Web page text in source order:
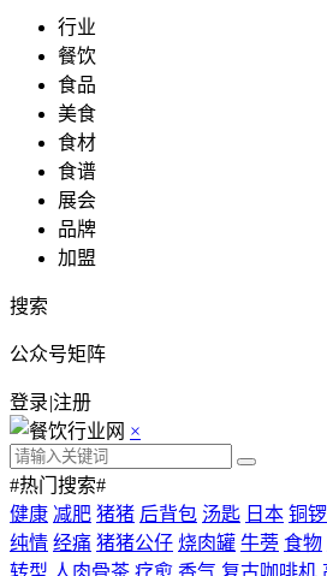
行业
餐饮
食品
美食
食材
食谱
展会
品牌
加盟
搜索
公众号矩阵
登录|注册
×
#热门搜索#
健康 减肥 猪猪 后背包 汤匙 日本 铜
纯情 经痛 猪猪公仔 烧肉罐 牛蒡 食物
转型 人肉骨茶 疗愈 香气 复古咖啡机